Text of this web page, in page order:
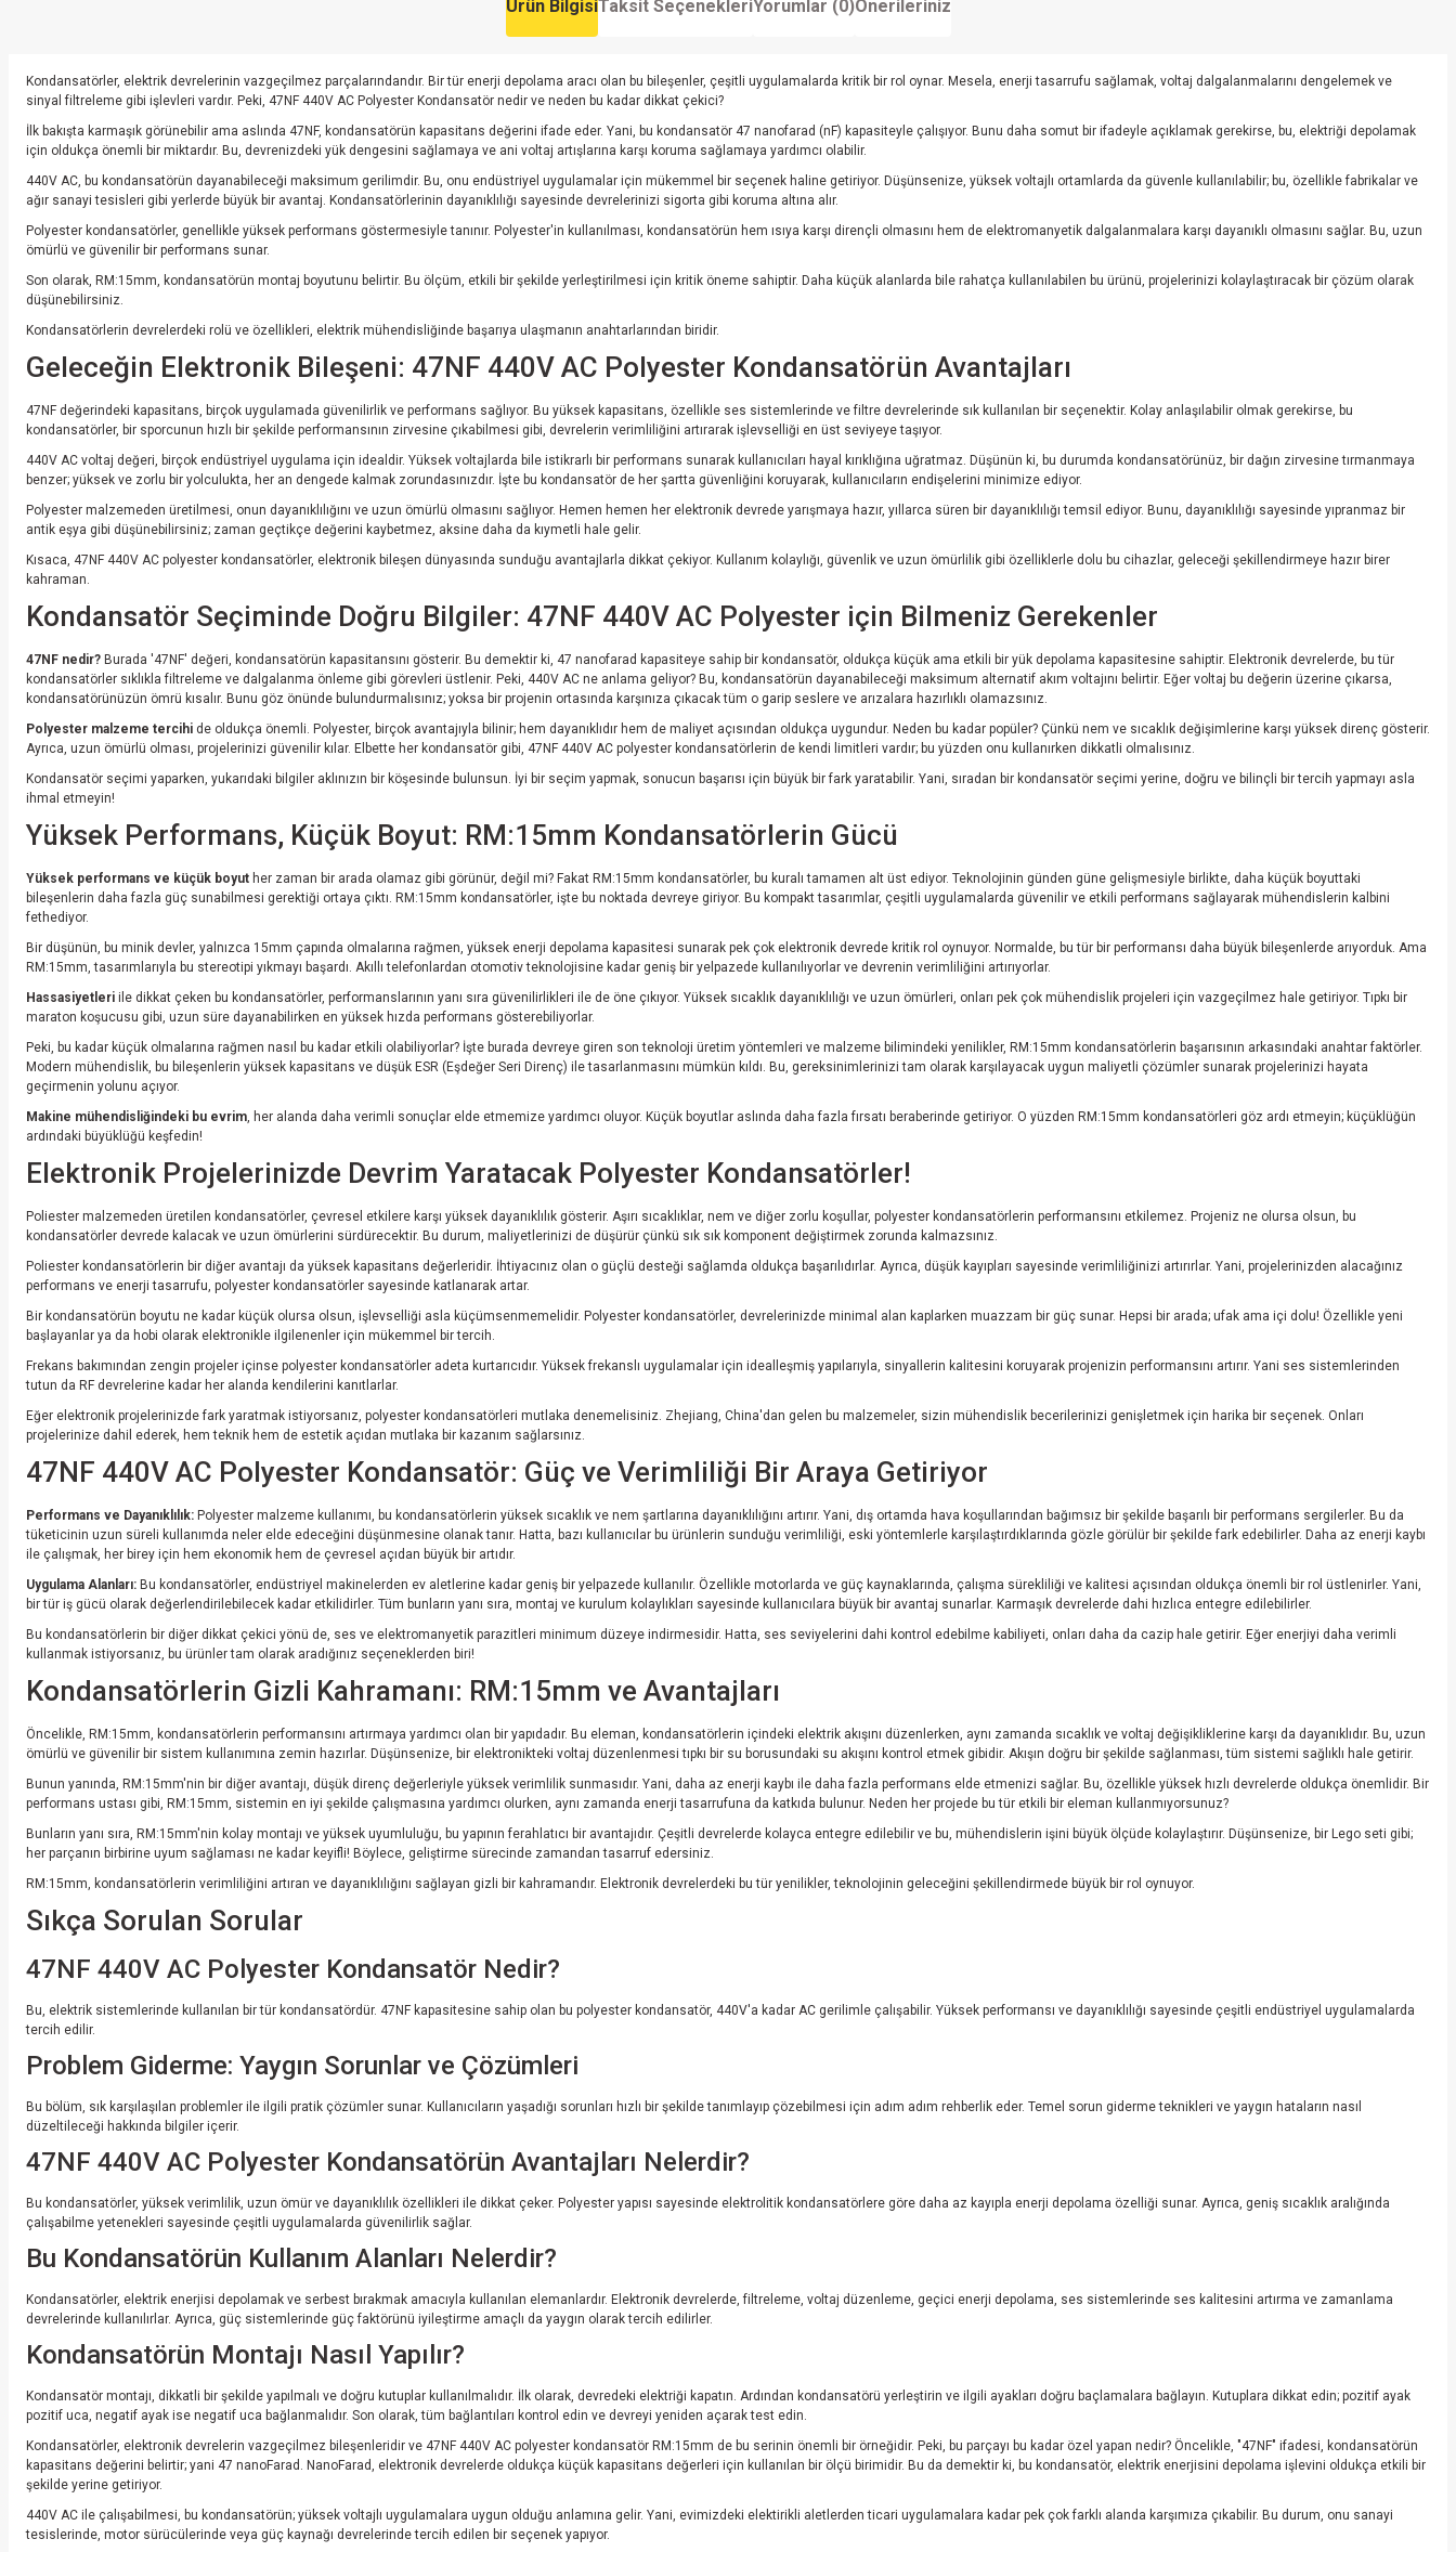
Ürün BilgisiTaksit SeçenekleriYorumlar (0)Önerileriniz
Kondansatörler, elektrik devrelerinin vazgeçilmez parçalarındandır. Bir tür enerji depolama aracı olan bu bileşenler, çeşitli uygulamalarda kritik bir rol oynar. Mesela, enerji tasarrufu sağlamak, voltaj dalgalanmalarını dengelemek ve
sinyal filtreleme gibi işlevleri vardır. Peki, 47NF 440V AC Polyester Kondansatör nedir ve neden bu kadar dikkat çekici?
İlk bakışta karmaşık görünebilir ama aslında 47NF, kondansatörün kapasitans değerini ifade eder. Yani, bu kondansatör 47 nanofarad (nF) kapasiteyle çalışıyor. Bunu daha somut bir ifadeyle açıklamak gerekirse, bu, elektriği depolamak
için oldukça önemli bir miktardır. Bu, devrenizdeki yük dengesini sağlamaya ve ani voltaj artışlarına karşı koruma sağlamaya yardımcı olabilir.
440V AC, bu kondansatörün dayanabileceği maksimum gerilimdir. Bu, onu endüstriyel uygulamalar için mükemmel bir seçenek haline getiriyor. Düşünsenize, yüksek voltajlı ortamlarda da güvenle kullanılabilir; bu, özellikle fabrikalar ve
ağır sanayi tesisleri gibi yerlerde büyük bir avantaj. Kondansatörlerinin dayanıklılığı sayesinde devrelerinizi sigorta gibi koruma altına alır.
Polyester kondansatörler, genellikle yüksek performans göstermesiyle tanınır. Polyester'in kullanılması, kondansatörün hem ısıya karşı dirençli olmasını hem de elektromanyetik dalgalanmalara karşı dayanıklı olmasını sağlar. Bu, uzun
ömürlü ve güvenilir bir performans sunar.
Son olarak, RM:15mm, kondansatörün montaj boyutunu belirtir. Bu ölçüm, etkili bir şekilde yerleştirilmesi için kritik öneme sahiptir. Daha küçük alanlarda bile rahatça kullanılabilen bu ürünü, projelerinizi kolaylaştıracak bir çözüm olarak
düşünebilirsiniz.
Kondansatörlerin devrelerdeki rolü ve özellikleri, elektrik mühendisliğinde başarıya ulaşmanın anahtarlarından biridir.
Geleceğin Elektronik Bileşeni: 47NF 440V AC Polyester Kondansatörün Avantajları
47NF değerindeki kapasitans, birçok uygulamada güvenilirlik ve performans sağlıyor. Bu yüksek kapasitans, özellikle ses sistemlerinde ve filtre devrelerinde sık kullanılan bir seçenektir. Kolay anlaşılabilir olmak gerekirse, bu
kondansatörler, bir sporcunun hızlı bir şekilde performansının zirvesine çıkabilmesi gibi, devrelerin verimliliğini artırarak işlevselliği en üst seviyeye taşıyor.
440V AC voltaj değeri, birçok endüstriyel uygulama için idealdir. Yüksek voltajlarda bile istikrarlı bir performans sunarak kullanıcıları hayal kırıklığına uğratmaz. Düşünün ki, bu durumda kondansatörünüz, bir dağın zirvesine tırmanmaya
benzer; yüksek ve zorlu bir yolculukta, her an dengede kalmak zorundasınızdır. İşte bu kondansatör de her şartta güvenliğini koruyarak, kullanıcıların endişelerini minimize ediyor.
Polyester malzemeden üretilmesi, onun dayanıklılığını ve uzun ömürlü olmasını sağlıyor. Hemen hemen her elektronik devrede yarışmaya hazır, yıllarca süren bir dayanıklılığı temsil ediyor. Bunu, dayanıklılığı sayesinde yıpranmaz bir
antik eşya gibi düşünebilirsiniz; zaman geçtikçe değerini kaybetmez, aksine daha da kıymetli hale gelir.
Kısaca, 47NF 440V AC polyester kondansatörler, elektronik bileşen dünyasında sunduğu avantajlarla dikkat çekiyor. Kullanım kolaylığı, güvenlik ve uzun ömürlilik gibi özelliklerle dolu bu cihazlar, geleceği şekillendirmeye hazır birer
kahraman.
Kondansatör Seçiminde Doğru Bilgiler: 47NF 440V AC Polyester için Bilmeniz Gerekenler
47NF nedir? Burada '47NF' değeri, kondansatörün kapasitansını gösterir. Bu demektir ki, 47 nanofarad kapasiteye sahip bir kondansatör, oldukça küçük ama etkili bir yük depolama kapasitesine sahiptir. Elektronik devrelerde, bu tür
kondansatörler sıklıkla filtreleme ve dalgalanma önleme gibi görevleri üstlenir. Peki, 440V AC ne anlama geliyor? Bu, kondansatörün dayanabileceği maksimum alternatif akım voltajını belirtir. Eğer voltaj bu değerin üzerine çıkarsa,
kondansatörünüzün ömrü kısalır. Bunu göz önünde bulundurmalısınız; yoksa bir projenin ortasında karşınıza çıkacak tüm o garip seslere ve arızalara hazırlıklı olamazsınız.
Polyester malzeme tercihi de oldukça önemli. Polyester, birçok avantajıyla bilinir; hem dayanıklıdır hem de maliyet açısından oldukça uygundur. Neden bu kadar popüler? Çünkü nem ve sıcaklık değişimlerine karşı yüksek direnç gösterir.
Ayrıca, uzun ömürlü olması, projelerinizi güvenilir kılar. Elbette her kondansatör gibi, 47NF 440V AC polyester kondansatörlerin de kendi limitleri vardır; bu yüzden onu kullanırken dikkatli olmalısınız.
Kondansatör seçimi yaparken, yukarıdaki bilgiler aklınızın bir köşesinde bulunsun. İyi bir seçim yapmak, sonucun başarısı için büyük bir fark yaratabilir. Yani, sıradan bir kondansatör seçimi yerine, doğru ve bilinçli bir tercih yapmayı asla
ihmal etmeyin!
Yüksek Performans, Küçük Boyut: RM:15mm Kondansatörlerin Gücü
Yüksek performans ve küçük boyut her zaman bir arada olamaz gibi görünür, değil mi? Fakat RM:15mm kondansatörler, bu kuralı tamamen alt üst ediyor. Teknolojinin günden güne gelişmesiyle birlikte, daha küçük boyuttaki
bileşenlerin daha fazla güç sunabilmesi gerektiği ortaya çıktı. RM:15mm kondansatörler, işte bu noktada devreye giriyor. Bu kompakt tasarımlar, çeşitli uygulamalarda güvenilir ve etkili performans sağlayarak mühendislerin kalbini
fethediyor.
Bir düşünün, bu minik devler, yalnızca 15mm çapında olmalarına rağmen, yüksek enerji depolama kapasitesi sunarak pek çok elektronik devrede kritik rol oynuyor. Normalde, bu tür bir performansı daha büyük bileşenlerde arıyorduk. Ama
RM:15mm, tasarımlarıyla bu stereotipi yıkmayı başardı. Akıllı telefonlardan otomotiv teknolojisine kadar geniş bir yelpazede kullanılıyorlar ve devrenin verimliliğini artırıyorlar.
Hassasiyetleri ile dikkat çeken bu kondansatörler, performanslarının yanı sıra güvenilirlikleri ile de öne çıkıyor. Yüksek sıcaklık dayanıklılığı ve uzun ömürleri, onları pek çok mühendislik projeleri için vazgeçilmez hale getiriyor. Tıpkı bir
maraton koşucusu gibi, uzun süre dayanabilirken en yüksek hızda performans gösterebiliyorlar.
Peki, bu kadar küçük olmalarına rağmen nasıl bu kadar etkili olabiliyorlar? İşte burada devreye giren son teknoloji üretim yöntemleri ve malzeme bilimindeki yenilikler, RM:15mm kondansatörlerin başarısının arkasındaki anahtar faktörler.
Modern mühendislik, bu bileşenlerin yüksek kapasitans ve düşük ESR (Eşdeğer Seri Direnç) ile tasarlanmasını mümkün kıldı. Bu, gereksinimlerinizi tam olarak karşılayacak uygun maliyetli çözümler sunarak projelerinizi hayata
geçirmenin yolunu açıyor.
Makine mühendisliğindeki bu evrim, her alanda daha verimli sonuçlar elde etmemize yardımcı oluyor. Küçük boyutlar aslında daha fazla fırsatı beraberinde getiriyor. O yüzden RM:15mm kondansatörleri göz ardı etmeyin; küçüklüğün
ardındaki büyüklüğü keşfedin!
Elektronik Projelerinizde Devrim Yaratacak Polyester Kondansatörler!
Poliester malzemeden üretilen kondansatörler, çevresel etkilere karşı yüksek dayanıklılık gösterir. Aşırı sıcaklıklar, nem ve diğer zorlu koşullar, polyester kondansatörlerin performansını etkilemez. Projeniz ne olursa olsun, bu
kondansatörler devrede kalacak ve uzun ömürlerini sürdürecektir. Bu durum, maliyetlerinizi de düşürür çünkü sık sık komponent değiştirmek zorunda kalmazsınız.
Poliester kondansatörlerin bir diğer avantajı da yüksek kapasitans değerleridir. İhtiyacınız olan o güçlü desteği sağlamda oldukça başarılıdırlar. Ayrıca, düşük kayıpları sayesinde verimliliğinizi artırırlar. Yani, projelerinizden alacağınız
performans ve enerji tasarrufu, polyester kondansatörler sayesinde katlanarak artar.
Bir kondansatörün boyutu ne kadar küçük olursa olsun, işlevselliği asla küçümsenmemelidir. Polyester kondansatörler, devrelerinizde minimal alan kaplarken muazzam bir güç sunar. Hepsi bir arada; ufak ama içi dolu! Özellikle yeni
başlayanlar ya da hobi olarak elektronikle ilgilenenler için mükemmel bir tercih.
Frekans bakımından zengin projeler içinse polyester kondansatörler adeta kurtarıcıdır. Yüksek frekanslı uygulamalar için idealleşmiş yapılarıyla, sinyallerin kalitesini koruyarak projenizin performansını artırır. Yani ses sistemlerinden
tutun da RF devrelerine kadar her alanda kendilerini kanıtlarlar.
Eğer elektronik projelerinizde fark yaratmak istiyorsanız, polyester kondansatörleri mutlaka denemelisiniz. Zhejiang, China'dan gelen bu malzemeler, sizin mühendislik becerilerinizi genişletmek için harika bir seçenek. Onları
projelerinize dahil ederek, hem teknik hem de estetik açıdan mutlaka bir kazanım sağlarsınız.
47NF 440V AC Polyester Kondansatör: Güç ve Verimliliği Bir Araya Getiriyor
Performans ve Dayanıklılık: Polyester malzeme kullanımı, bu kondansatörlerin yüksek sıcaklık ve nem şartlarına dayanıklılığını artırır. Yani, dış ortamda hava koşullarından bağımsız bir şekilde başarılı bir performans sergilerler. Bu da
tüketicinin uzun süreli kullanımda neler elde edeceğini düşünmesine olanak tanır. Hatta, bazı kullanıcılar bu ürünlerin sunduğu verimliliği, eski yöntemlerle karşılaştırdıklarında gözle görülür bir şekilde fark edebilirler. Daha az enerji kaybı
ile çalışmak, her birey için hem ekonomik hem de çevresel açıdan büyük bir artıdır.
Uygulama Alanları: Bu kondansatörler, endüstriyel makinelerden ev aletlerine kadar geniş bir yelpazede kullanılır. Özellikle motorlarda ve güç kaynaklarında, çalışma sürekliliği ve kalitesi açısından oldukça önemli bir rol üstlenirler. Yani,
bir tür iş gücü olarak değerlendirilebilecek kadar etkilidirler. Tüm bunların yanı sıra, montaj ve kurulum kolaylıkları sayesinde kullanıcılara büyük bir avantaj sunarlar. Karmaşık devrelerde dahi hızlıca entegre edilebilirler.
Bu kondansatörlerin bir diğer dikkat çekici yönü de, ses ve elektromanyetik parazitleri minimum düzeye indirmesidir. Hatta, ses seviyelerini dahi kontrol edebilme kabiliyeti, onları daha da cazip hale getirir. Eğer enerjiyi daha verimli
kullanmak istiyorsanız, bu ürünler tam olarak aradığınız seçeneklerden biri!
Kondansatörlerin Gizli Kahramanı: RM:15mm ve Avantajları
Öncelikle, RM:15mm, kondansatörlerin performansını artırmaya yardımcı olan bir yapıdadır. Bu eleman, kondansatörlerin içindeki elektrik akışını düzenlerken, aynı zamanda sıcaklık ve voltaj değişikliklerine karşı da dayanıklıdır. Bu, uzun
ömürlü ve güvenilir bir sistem kullanımına zemin hazırlar. Düşünsenize, bir elektronikteki voltaj düzenlenmesi tıpkı bir su borusundaki su akışını kontrol etmek gibidir. Akışın doğru bir şekilde sağlanması, tüm sistemi sağlıklı hale getirir.
Bunun yanında, RM:15mm'nin bir diğer avantajı, düşük direnç değerleriyle yüksek verimlilik sunmasıdır. Yani, daha az enerji kaybı ile daha fazla performans elde etmenizi sağlar. Bu, özellikle yüksek hızlı devrelerde oldukça önemlidir. Bir
performans ustası gibi, RM:15mm, sistemin en iyi şekilde çalışmasına yardımcı olurken, aynı zamanda enerji tasarrufuna da katkıda bulunur. Neden her projede bu tür etkili bir eleman kullanmıyorsunuz?
Bunların yanı sıra, RM:15mm'nin kolay montajı ve yüksek uyumluluğu, bu yapının ferahlatıcı bir avantajıdır. Çeşitli devrelerde kolayca entegre edilebilir ve bu, mühendislerin işini büyük ölçüde kolaylaştırır. Düşünsenize, bir Lego seti gibi;
her parçanın birbirine uyum sağlaması ne kadar keyifli! Böylece, geliştirme sürecinde zamandan tasarruf edersiniz.
RM:15mm, kondansatörlerin verimliliğini artıran ve dayanıklılığını sağlayan gizli bir kahramandır. Elektronik devrelerdeki bu tür yenilikler, teknolojinin geleceğini şekillendirmede büyük bir rol oynuyor.
Sıkça Sorulan Sorular
47NF 440V AC Polyester Kondansatör Nedir?
Bu, elektrik sistemlerinde kullanılan bir tür kondansatördür. 47NF kapasitesine sahip olan bu polyester kondansatör, 440V'a kadar AC gerilimle çalışabilir. Yüksek performansı ve dayanıklılığı sayesinde çeşitli endüstriyel uygulamalarda
tercih edilir.
Problem Giderme: Yaygın Sorunlar ve Çözümleri
Bu bölüm, sık karşılaşılan problemler ile ilgili pratik çözümler sunar. Kullanıcıların yaşadığı sorunları hızlı bir şekilde tanımlayıp çözebilmesi için adım adım rehberlik eder. Temel sorun giderme teknikleri ve yaygın hataların nasıl
düzeltileceği hakkında bilgiler içerir.
47NF 440V AC Polyester Kondansatörün Avantajları Nelerdir?
Bu kondansatörler, yüksek verimlilik, uzun ömür ve dayanıklılık özellikleri ile dikkat çeker. Polyester yapısı sayesinde elektrolitik kondansatörlere göre daha az kayıpla enerji depolama özelliği sunar. Ayrıca, geniş sıcaklık aralığında
çalışabilme yetenekleri sayesinde çeşitli uygulamalarda güvenilirlik sağlar.
Bu Kondansatörün Kullanım Alanları Nelerdir?
Kondansatörler, elektrik enerjisi depolamak ve serbest bırakmak amacıyla kullanılan elemanlardır. Elektronik devrelerde, filtreleme, voltaj düzenleme, geçici enerji depolama, ses sistemlerinde ses kalitesini artırma ve zamanlama
devrelerinde kullanılırlar. Ayrıca, güç sistemlerinde güç faktörünü iyileştirme amaçlı da yaygın olarak tercih edilirler.
Kondansatörün Montajı Nasıl Yapılır?
Kondansatör montajı, dikkatli bir şekilde yapılmalı ve doğru kutuplar kullanılmalıdır. İlk olarak, devredeki elektriği kapatın. Ardından kondansatörü yerleştirin ve ilgili ayakları doğru baçlamalara bağlayın. Kutuplara dikkat edin; pozitif ayak
pozitif uca, negatif ayak ise negatif uca bağlanmalıdır. Son olarak, tüm bağlantıları kontrol edin ve devreyi yeniden açarak test edin.
Kondansatörler, elektronik devrelerin vazgeçilmez bileşenleridir ve 47NF 440V AC polyester kondansatör RM:15mm de bu serinin önemli bir örneğidir. Peki, bu parçayı bu kadar özel yapan nedir? Öncelikle, "47NF" ifadesi, kondansatörün
kapasitans değerini belirtir; yani 47 nanoFarad. NanoFarad, elektronik devrelerde oldukça küçük kapasitans değerleri için kullanılan bir ölçü birimidir. Bu da demektir ki, bu kondansatör, elektrik enerjisini depolama işlevini oldukça etkili bir
şekilde yerine getiriyor.
440V AC ile çalışabilmesi, bu kondansatörün; yüksek voltajlı uygulamalara uygun olduğu anlamına gelir. Yani, evimizdeki elektirikli aletlerden ticari uygulamalara kadar pek çok farklı alanda karşımıza çıkabilir. Bu durum, onu sanayi
tesislerinde, motor sürücülerinde veya güç kaynağı devrelerinde tercih edilen bir seçenek yapıyor.